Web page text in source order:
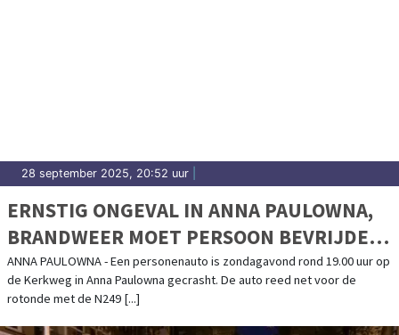
28 september 2025, 20:52 uur
ERNSTIG ONGEVAL IN ANNA PAULOWNA,
BRANDWEER MOET PERSOON BEVRIJDEN
UIT GECRASHTE AUTO
ANNA PAULOWNA - Een personenauto is zondagavond rond 19.00 uur op
de Kerkweg in Anna Paulowna gecrasht. De auto reed net voor de
rotonde met de N249 [...]